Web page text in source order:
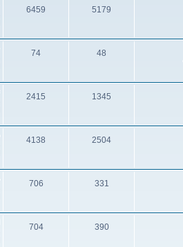
5179
6459
48
74
1345
2415
2504
4138
331
706
390
704